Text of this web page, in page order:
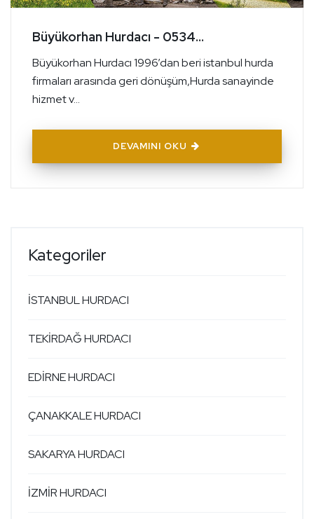
Büyükorhan Hurdacı - 0534...
Büyükorhan Hurdacı 1996’dan beri istanbul hurda
firmaları arasında geri dönüşüm,Hurda sanayinde
hizmet v...
DEVAMINI OKU
Kategoriler
İSTANBUL HURDACI
TEKİRDAĞ HURDACI
EDİRNE HURDACI
ÇANAKKALE HURDACI
SAKARYA HURDACI
İZMİR HURDACI